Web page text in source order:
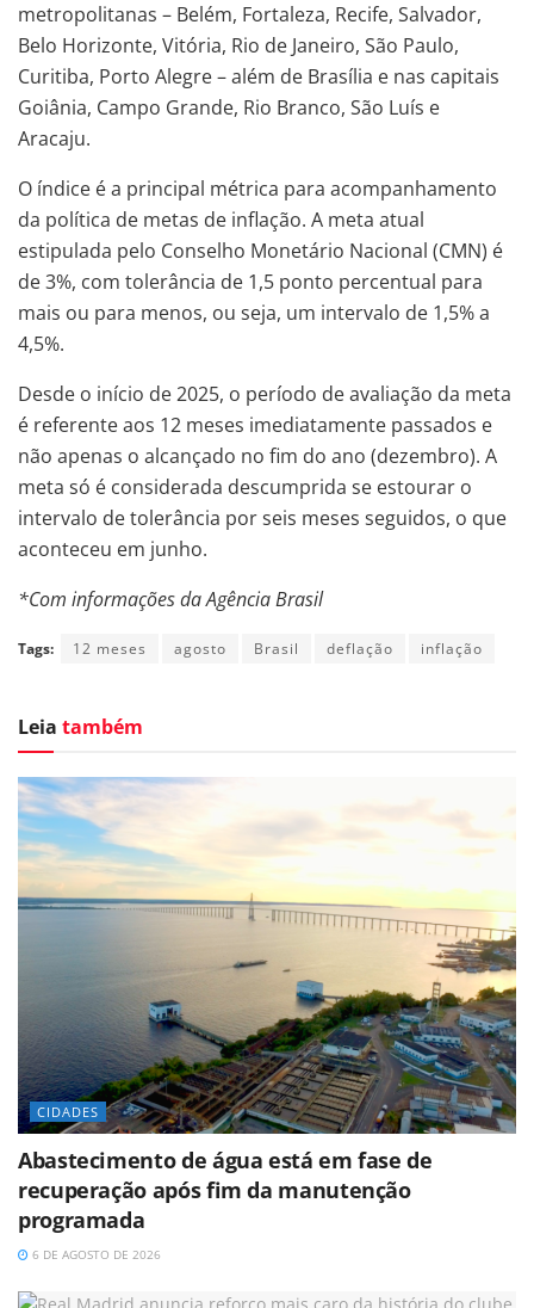
metropolitanas – Belém, Fortaleza, Recife, Salvador,
Belo Horizonte, Vitória, Rio de Janeiro, São Paulo,
Curitiba, Porto Alegre – além de Brasília e nas capitais
Goiânia, Campo Grande, Rio Branco, São Luís e
Aracaju.
O índice é a principal métrica para acompanhamento
da política de metas de inflação. A meta atual
estipulada pelo Conselho Monetário Nacional (CMN) é
de 3%, com tolerância de 1,5 ponto percentual para
mais ou para menos, ou seja, um intervalo de 1,5% a
4,5%.
Desde o início de 2025, o período de avaliação da meta
é referente aos 12 meses imediatamente passados e
não apenas o alcançado no fim do ano (dezembro). A
meta só é considerada descumprida se estourar o
intervalo de tolerância por seis meses seguidos, o que
aconteceu em junho.
*Com informações da Agência Brasil
Tags: 12 meses agosto Brasil deflação inflação
Leia também
CIDADES
Abastecimento de água está em fase de
recuperação após fim da manutenção
programada
6 DE AGOSTO DE 2026